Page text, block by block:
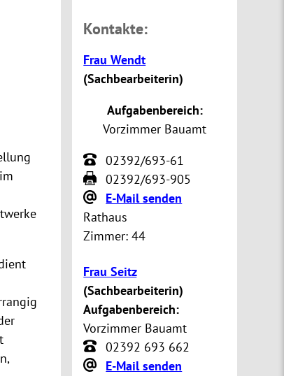
Kontakte:
Frau Wendt
(Sachbearbeiterin)
Aufgabenbereich:
Vorzimmer Bauamt
02392/693-61
02392/693-905
E-Mail senden
Rathaus
Zimmer: 44
Frau Seitz
(Sachbearbeiterin)
Aufgabenbereich:
Vorzimmer Bauamt
02392 693 662
E-Mail senden